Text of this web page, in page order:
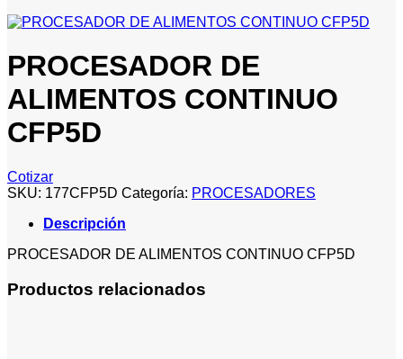
PROCESADOR DE
ALIMENTOS CONTINUO
CFP5D
Cotizar
SKU: 177CFP5D Categoría: PROCESADORES
Descripción
PROCESADOR DE ALIMENTOS CONTINUO CFP5D
Productos relacionados